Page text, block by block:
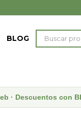
BLOG
· Descuentos con